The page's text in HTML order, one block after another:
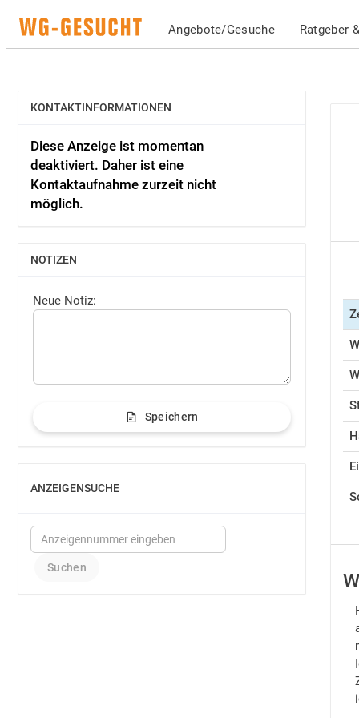
Angebote/Gesuche Ratgeber
KONTAKTINFORMATIONEN
EINBLENDEN
Diese Anzeige ist momentan
deaktiviert. Daher ist eine
Kontaktaufnahme zurzeit nicht
möglich.
NOTIZEN
EINBLENDEN
Neue Notiz:
Speichern
ANZEIGENSUCHE
EINBLENDEN